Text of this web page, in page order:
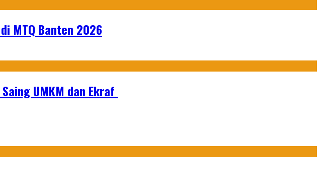
MTQ Banten 2026
UMKM dan Ekraf